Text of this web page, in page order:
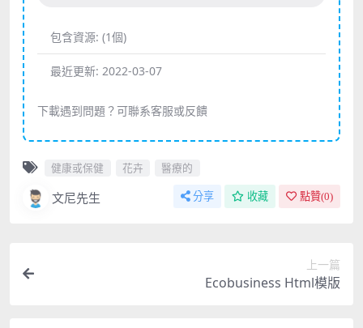
包含資源: (1個)
最近更新: 2022-03-07
下載遇到問題？可聯系客服或反饋
健康或保健 花卉 醫療的
文尼先生 分享 收藏 點贊(0)
上一篇
Ecobusiness Html模版